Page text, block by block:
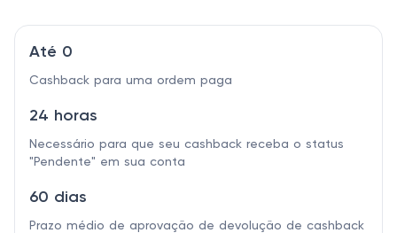
Até 0
Cashback para uma ordem paga
24 horas
Necessário para que seu cashback receba o status
"Pendente" em sua conta
60 dias
Prazo médio de aprovação de devolução de cashback